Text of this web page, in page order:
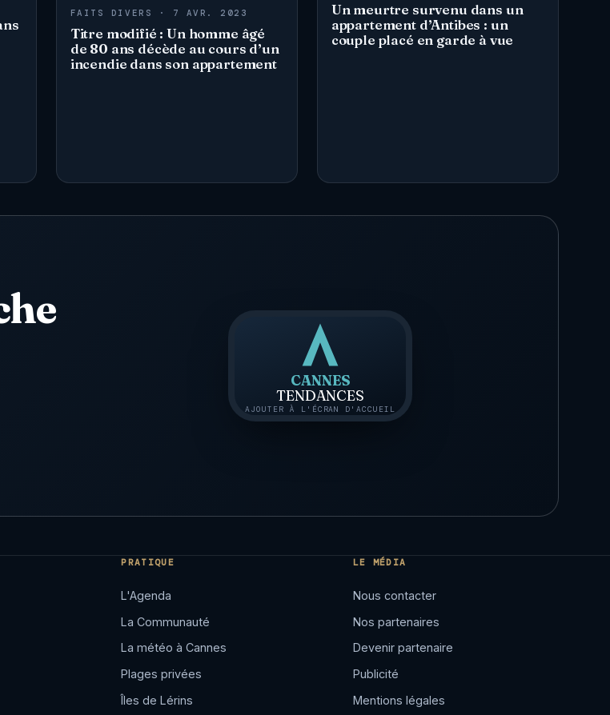
FAITS DIVERS · 7 AVR. 2023
Titre modifié : Un homme âgé
de 80 ans décède au cours d’un
incendie dans son appartement
Un meurtre survenu dans un
appartement d’Antibes : un
couple placé en garde à vue
CANNES
TENDANCES
AJOUTER À L'ÉCRAN D'ACCUEIL
PRATIQUE
L'Agenda
La Communauté
La météo à Cannes
Plages privées
Îles de Lérins
LE MÉDIA
Nous contacter
Nos partenaires
Devenir partenaire
Publicité
Mentions légales